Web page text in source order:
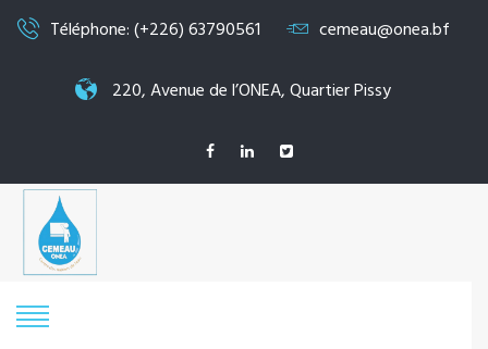
Téléphone: (+226) 63790561 cemeau@onea.bf
220, Avenue de l’ONEA, Quartier Pissy